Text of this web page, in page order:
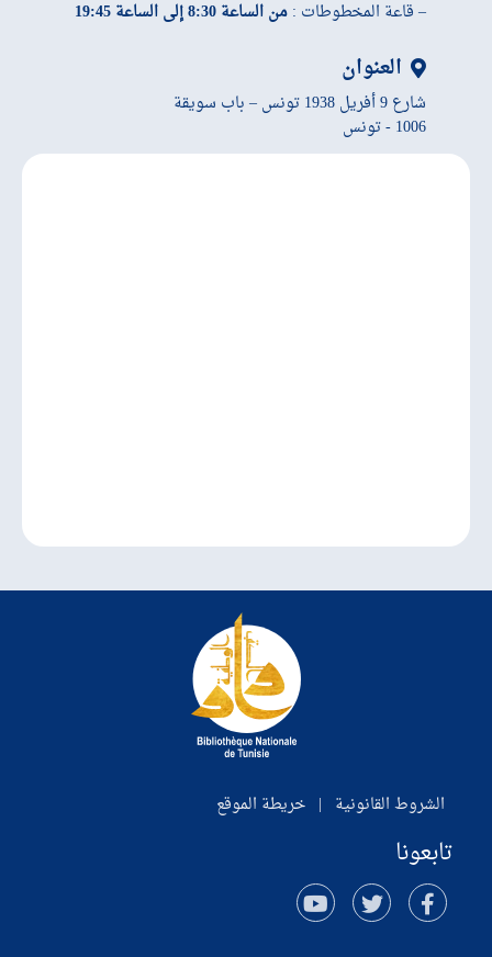
– قاعة المخطوطات :من الساعة 8:30 إلى الساعة 19:45
العنوان
شارع 9 أفريل 1938 تونس – باب سويقة
1006 - تونس
الشروط القانونية | خريطة الموقع
تابعونا